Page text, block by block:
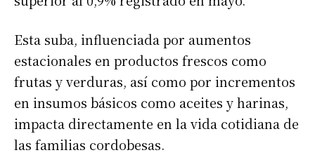
Esta suba, influenciada por aumentos
estacionales en productos frescos como
frutas y verduras, así como por incrementos
en insumos básicos como aceites y harinas,
impacta directamente en la vida cotidiana de
las familias cordobesas.